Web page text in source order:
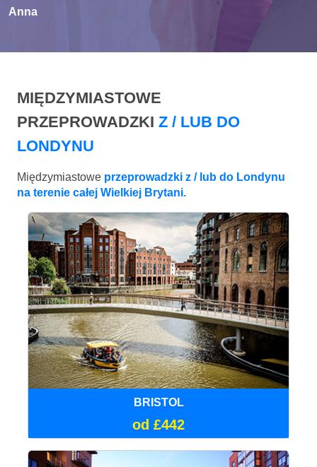
Anna
MIĘDZYMIASTOWE
PRZEPROWADZKI Z / LUB DO
LONDYNU
Międzymiastowe przeprowadzki z / lub do Londynu
na terenie całej Wielkiej Brytani.
BRISTOL
od £442